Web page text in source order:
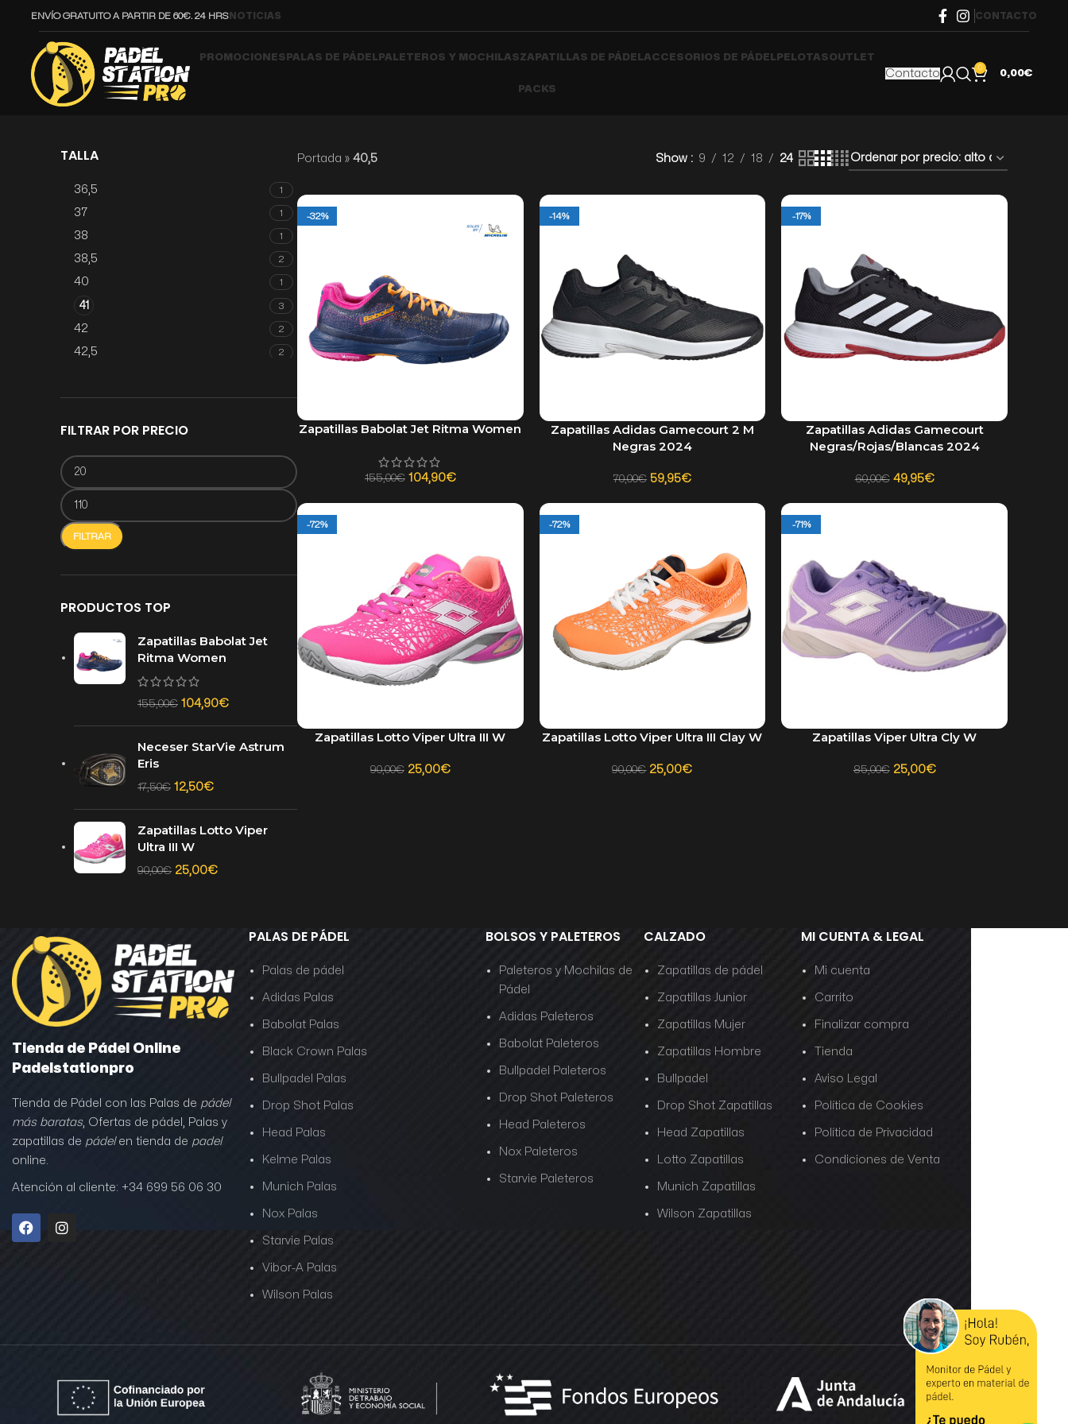
ENVÍO GRATUITO A PARTIR DE 60€. 24 HRSNOTICIAS CONTACTO
PROMOCIONES PALAS DE PÁDEL PALETEROS Y MOCHILASZAPATILLAS DE PÁDELACCESORIOS DE PÁDEL PELOTASOUTLET
PACKS
Contacto 0
0,00€
TALLA
36,5 1
37 1
38 1
38,5 2
40 1
41 3
42 2
42,5 2
44 2
FILTRAR POR PRECIO
FILTRAR
PRODUCTOS TOP
Zapatillas Babolat Jet
Ritma Women
155,00€ 104,90€
Neceser StarVie Astrum
Eris
17,50€ 12,50€
Zapatillas Lotto Viper
Ultra III W
90,00€ 25,00€
Portada » 40,5 Show 9 12 18 24
-32%
SELECCIONAR OPCIONES
Zapatillas Babolat Jet Ritma Women
155,00€ 104,90€
-14%
SELECCIONAR OPCIONES
Zapatillas Adidas Gamecourt 2 M
Negras 2024
70,00€ 59,95€
-17%
SELECCIONAR OPCIONES
Zapatillas Adidas Gamecourt
Negras/Rojas/Blancas 2024
60,00€ 49,95€
-72%
SELECCIONAR OPCIONES
Zapatillas Lotto Viper Ultra III W
90,00€ 25,00€
-72%
SELECCIONAR OPCIONES
Zapatillas Lotto Viper Ultra III Clay W
90,00€ 25,00€
-71%
SELECCIONAR OPCIONES
Zapatillas Viper Ultra Cly W
85,00€ 25,00€
Tienda de Pádel Online
Padelstationpro
Tienda de Pádel con las Palas de pádel
más baratas, Ofertas de pádel, Palas y
zapatillas de pádelen tienda de padel
online.
Atención al cliente: +34 699 56 06 30
PALAS DE PÁDEL
Palas de pádel
Adidas Palas
Babolat Palas
Black Crown Palas
Bullpadel Palas
Drop Shot Palas
Head Palas
Kelme Palas
Munich Palas
Nox Palas
Starvie Palas
Vibor-A Palas
Wilson Palas
BOLSOS Y PALETEROS
Paleteros y Mochilas de
Pádel
Adidas Paleteros
Babolat Paleteros
Bullpadel Paleteros
Drop Shot Paleteros
Head Paleteros
Nox Paleteros
Starvie Paleteros
CALZADO
Zapatillas de pádel
Zapatillas Junior
Zapatillas Mujer
Zapatillas Hombre
Bullpadel
Drop Shot Zapatillas
Head Zapatillas
Lotto Zapatillas
Munich Zapatillas
Wilson Zapatillas
MI CUENTA & LEGAL
Mi cuenta
Carrito
Finalizar compra
Tienda
Aviso Legal
Política de Cookies
Política de Privacidad
Condiciones de Venta